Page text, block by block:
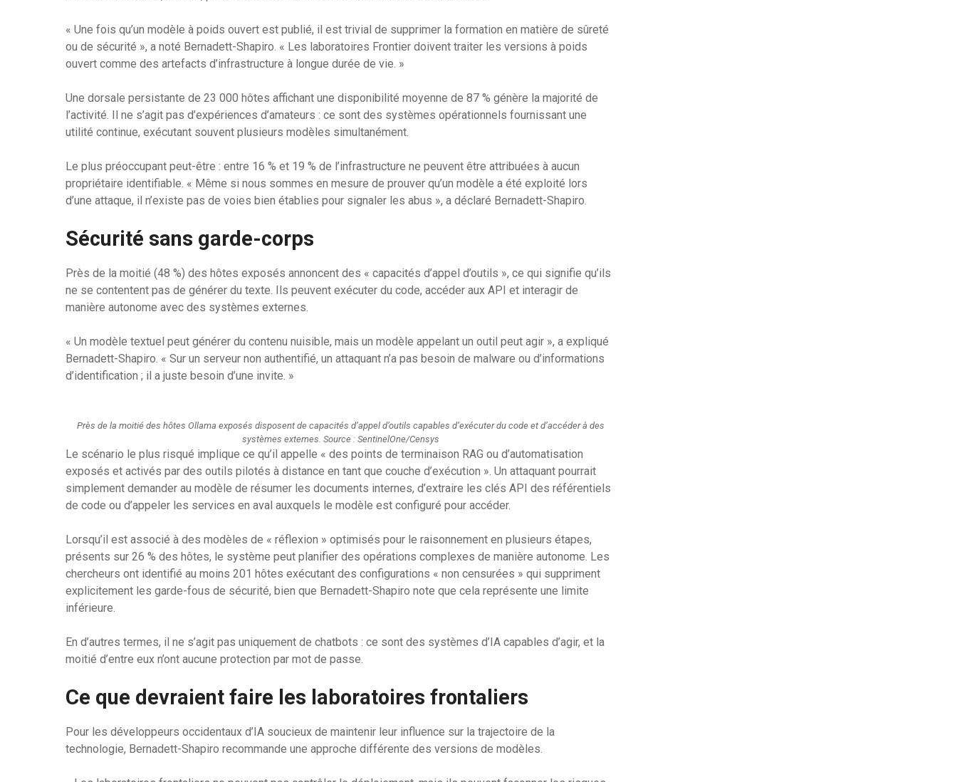
« Une fois qu’un modèle à poids ouvert est publié, il est trivial de supprimer la formation en matière de sûreté
ou de sécurité », a noté Bernadett-Shapiro. « Les laboratoires Frontier doivent traiter les versions à poids
ouvert comme des artefacts d’infrastructure à longue durée de vie. »
Une dorsale persistante de 23 000 hôtes affichant une disponibilité moyenne de 87 % génère la majorité de
l’activité. Il ne s’agit pas d’expériences d’amateurs : ce sont des systèmes opérationnels fournissant une
utilité continue, exécutant souvent plusieurs modèles simultanément.
Le plus préoccupant peut-être : entre 16 % et 19 % de l’infrastructure ne peuvent être attribuées à aucun
propriétaire identifiable. « Même si nous sommes en mesure de prouver qu’un modèle a été exploité lors
d’une attaque, il n’existe pas de voies bien établies pour signaler les abus », a déclaré Bernadett-Shapiro.
Sécurité sans garde-corps
Près de la moitié (48 %) des hôtes exposés annoncent des « capacités d’appel d’outils », ce qui signifie qu’ils
ne se contentent pas de générer du texte. Ils peuvent exécuter du code, accéder aux API et interagir de
manière autonome avec des systèmes externes.
« Un modèle textuel peut générer du contenu nuisible, mais un modèle appelant un outil peut agir », a expliqué
Bernadett-Shapiro. « Sur un serveur non authentifié, un attaquant n’a pas besoin de malware ou d’informations
d’identification ; il a juste besoin d’une invite. »
Près de la moitié des hôtes Ollama exposés disposent de capacités d’appel d’outils capables d’exécuter du code et d’accéder à des
systèmes externes. Source : SentinelOne/Censys
Le scénario le plus risqué implique ce qu’il appelle « des points de terminaison RAG ou d’automatisation
exposés et activés par des outils pilotés à distance en tant que couche d’exécution ». Un attaquant pourrait
simplement demander au modèle de résumer les documents internes, d’extraire les clés API des référentiels
de code ou d’appeler les services en aval auxquels le modèle est configuré pour accéder.
Lorsqu’il est associé à des modèles de « réflexion » optimisés pour le raisonnement en plusieurs étapes,
présents sur 26 % des hôtes, le système peut planifier des opérations complexes de manière autonome. Les
chercheurs ont identifié au moins 201 hôtes exécutant des configurations « non censurées » qui suppriment
explicitement les garde-fous de sécurité, bien que Bernadett-Shapiro note que cela représente une limite
inférieure.
En d’autres termes, il ne s’agit pas uniquement de chatbots : ce sont des systèmes d’IA capables d’agir, et la
moitié d’entre eux n’ont aucune protection par mot de passe.
Ce que devraient faire les laboratoires frontaliers
Pour les développeurs occidentaux d’IA soucieux de maintenir leur influence sur la trajectoire de la
technologie, Bernadett-Shapiro recommande une approche différente des versions de modèles.